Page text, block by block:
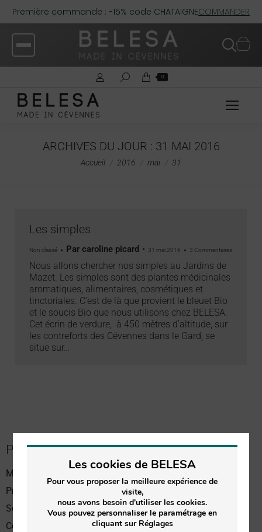
Première commande : -15% code CHATAIGNECOMMANDER
0
ARCHIVES DU JOUR : 31 MAI 2016
Vous êtes ici :
Accueil 2016 mai 31
Les simples
Non classé Par caroline picard 31 mai 2016 3 Commentaires
Nous allons chercher nos simples au Jardins de
Mazet. Les simples sont des plantes médicinales
aromatiques, alimentaires, cosmétiques et
tinctoriales. C’est de là que provient le bleuet Bio
et le soucis Bio que nous utilisons chez BELESA.
Cet écrin de verdure, à 450 mètres d’altitude, sur
les contreforts des Cévennes dans le Gard, se
situe sur…
PASSER COMMANDE
Meilleures ventes
Produits Soin du visage
Soin du corps
Coffrets Soin du visage
Les cookies de BELESA
Pour vous proposer la meilleure expérience de
visite,
nous avons besoin d'utiliser les cookies.
Vous pouvez personnaliser le paramétrage en
cliquant sur Réglages